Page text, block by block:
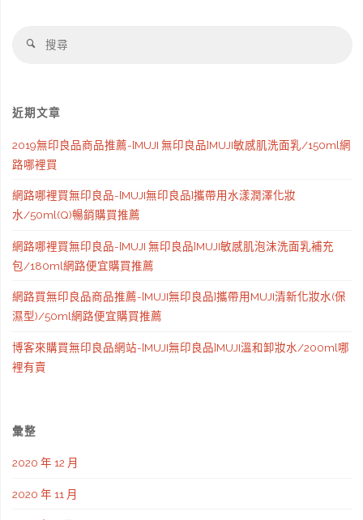
搜
近期文章
2019無印良品商品推薦-[MUJI 無印良品]MUJI敏感肌洗面乳/150ml網
路哪裡買
網路哪裡買無印良品-[MUJI無印良品]攜帶用水漾潤澤化妝
水/50ml(Q)暢銷購買推薦
網路哪裡買無印良品-[MUJI 無印良品]MUJI敏感肌泡沫洗面乳補充
包/180ml網路便宜購買推薦
網路買無印良品商品推薦-[MUJI無印良品]攜帶用MUJI清新化妝水(保
濕型)/50ml網路便宜購買推薦
博客來購買無印良品網站-[MUJI無印良品]MUJI溫和卸妝水/200ml哪
裡有賣
彙整
2020 年 12 月
2020 年 11 月